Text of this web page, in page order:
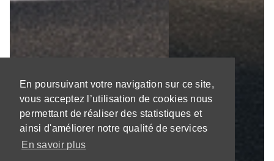
En poursuivant votre navigation sur ce site,
vous acceptez l’utilisation de cookies nous
permettant de réaliser des statistiques et
ainsi d'améliorer notre qualité de services
En savoir plus